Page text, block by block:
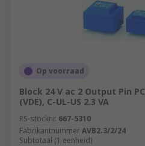
Op voorraad
Block 24 V ac 2 Output Pin
(VDE), C-UL-US 2.3 VA
RS-stocknr. 667-5310
FabrikantnummerAVB2.3/2/24
Subtotaal (1 eenheid)